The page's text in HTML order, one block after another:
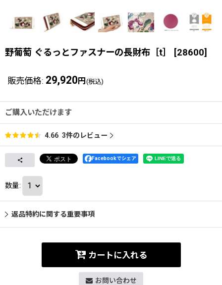
野葡萄 ぐるっとファスナーの長財布［t］ [28600]
販売価格: 29,920 円 (税込)
ご購入いただけます
4.66 3件のレビュー
Facebookでシェア
数量:
返品特約に関する重要事項
カートに入れる
お問い合わせ